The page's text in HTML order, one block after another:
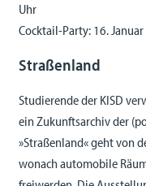
Uhr
Cocktail-Party: 16.
Straßenland
Studierende der KISD
ein Zukunftsarchiv der
»Straßenland« geht von
wonach automobile